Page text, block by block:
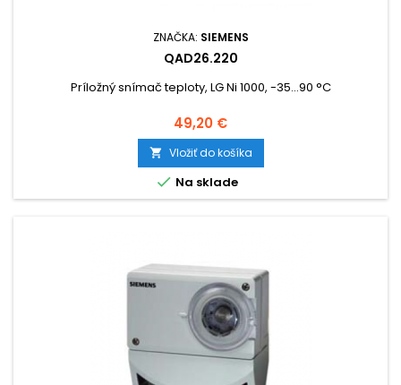
ZNAČKA: SIEMENS
QAD26.220
Príložný snímač teploty, LG Ni 1000, -35...90 °C
Cena
49,20 €
 Vložiť do košíka
 Na sklade